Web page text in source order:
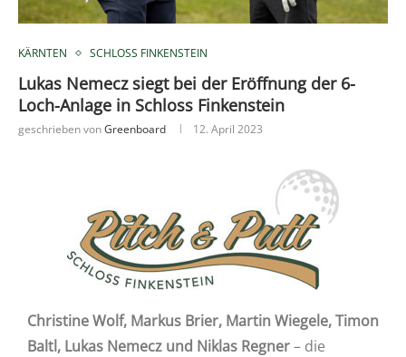
KÄRNTEN SCHLOSS FINKENSTEIN
Lukas Nemecz siegt bei der Eröffnung der 6-
Loch-Anlage in Schloss Finkenstein
geschrieben vonGreenboard 12. April 2023
Christine Wolf, Markus Brier, Martin Wiegele, Timon
Baltl, Lukas Nemecz und Niklas Regner– die